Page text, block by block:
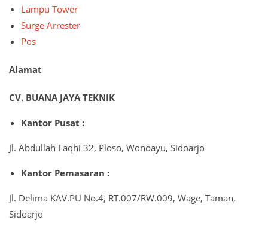
Lampu Tower
Surge Arrester
Pos
Alamat
CV. BUANA JAYA TEKNIK
Kantor Pusat :
Jl. Abdullah Faqhi 32, Ploso, Wonoayu, Sidoarjo
Kantor Pemasaran :
Jl. Delima KAV.PU No.4, RT.007/RW.009, Wage, Taman,
Sidoarjo